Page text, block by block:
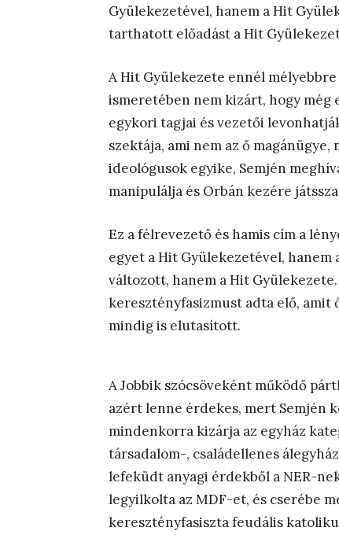
Gyülekezetével, hanem a Hit
tarthatott előadást a Hit
A Hit Gyülekezete ennél
ismeretében nem kizárt, hogy még
egykori tagjai és vezetői
szektája, ami nem az ő
ideológusok egyike, Semjén
manipulálja és Orbán kezére
Ez a félrevezető és hamis cím a
egyet a Hit Gyülekezetével, hanem
változott, hanem a Hit
keresztényfasizmust adta elő, amit
mindig is elutasított.
A Jobbik szócsöveként működő
azért lenne érdekes, mert Semjén
mindenkorra kizárja az egyház
társadalom-, családellenes
lefeküdt anyagi érdekből a NER-
legyilkolta az MDF-et, és cserébe
keresztényfasiszta feudális